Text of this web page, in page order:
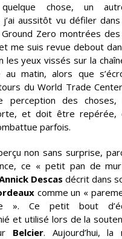
chose, un
j’ai aussitôt vu défiler
Zero montrées
me suis revue debout
les yeux vissés sur la
au matin, alors que
du World Trade
perception des
et doit être repérée,
parfois.
non sans surprise,
ce « petit pan de
Descas décrit dans
comme un «
». Ce petit bout
et utilisé lors de la
Belcier. Aujourd’hui, la